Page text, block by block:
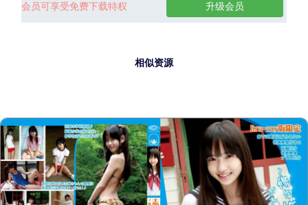
会员可享受免费下载特权 升级会员
相似资源